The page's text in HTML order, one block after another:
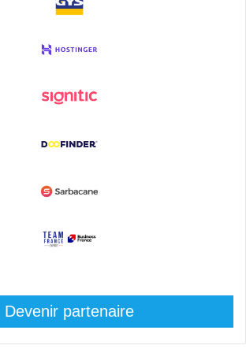
Devenir partenaire